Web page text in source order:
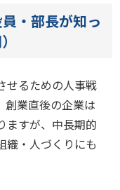
・部長が知っ
せるための人事戦
創業直後の企業は
ますが、中長期的
織・人づくりにも